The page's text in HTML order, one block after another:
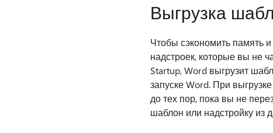
Выгрузка
Чтобы сэкономить память
надстроек, которые вы не
Startup, Word выгрузит
запуске Word. При
до тех пор, пока вы не
шаблон или надстройку из